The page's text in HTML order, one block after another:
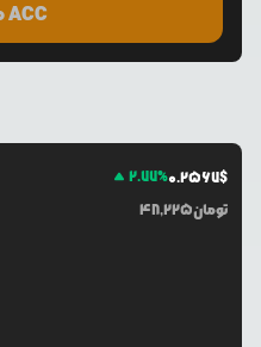
محاسبه ACC
2.77%0.2567$
48,225تومان